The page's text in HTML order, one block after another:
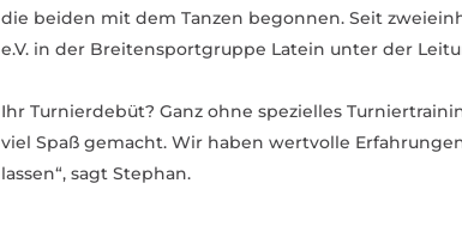
die beiden mit dem Tanzen begonnen. Seit
e.V. in der Brei­ten­sport­gruppe Latein unter der
Ihr Turnier­debüt? Ganz ohne spezi­elles
viel Spaß gemacht. Wir haben wert­volle
lassen“, sagt Stephan.